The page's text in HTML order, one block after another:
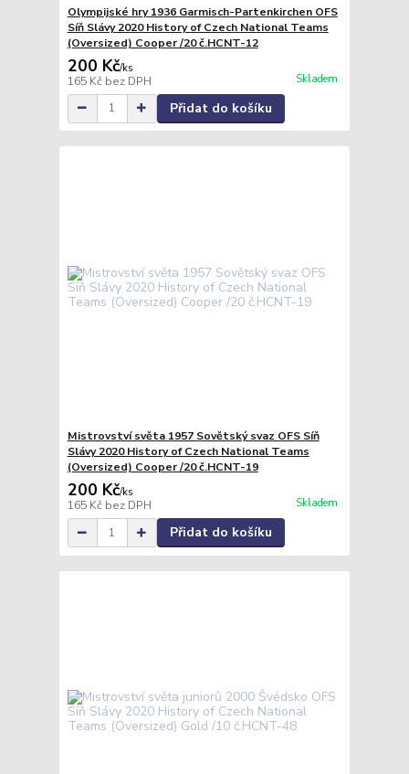
Olympijské hry 1936 Garmisch-Partenkirchen OFS
Síň Slávy 2020 History of Czech National Teams
(Oversized) Cooper /20 č.HCNT-12
200 Kč/ks
165 Kč bez DPH Skladem
Přidat do košíku
Mistrovství světa 1957 Sovětský svaz OFS Síň
Slávy 2020 History of Czech National Teams
(Oversized) Cooper /20 č.HCNT-19
200 Kč/ks
165 Kč bez DPH Skladem
Přidat do košíku